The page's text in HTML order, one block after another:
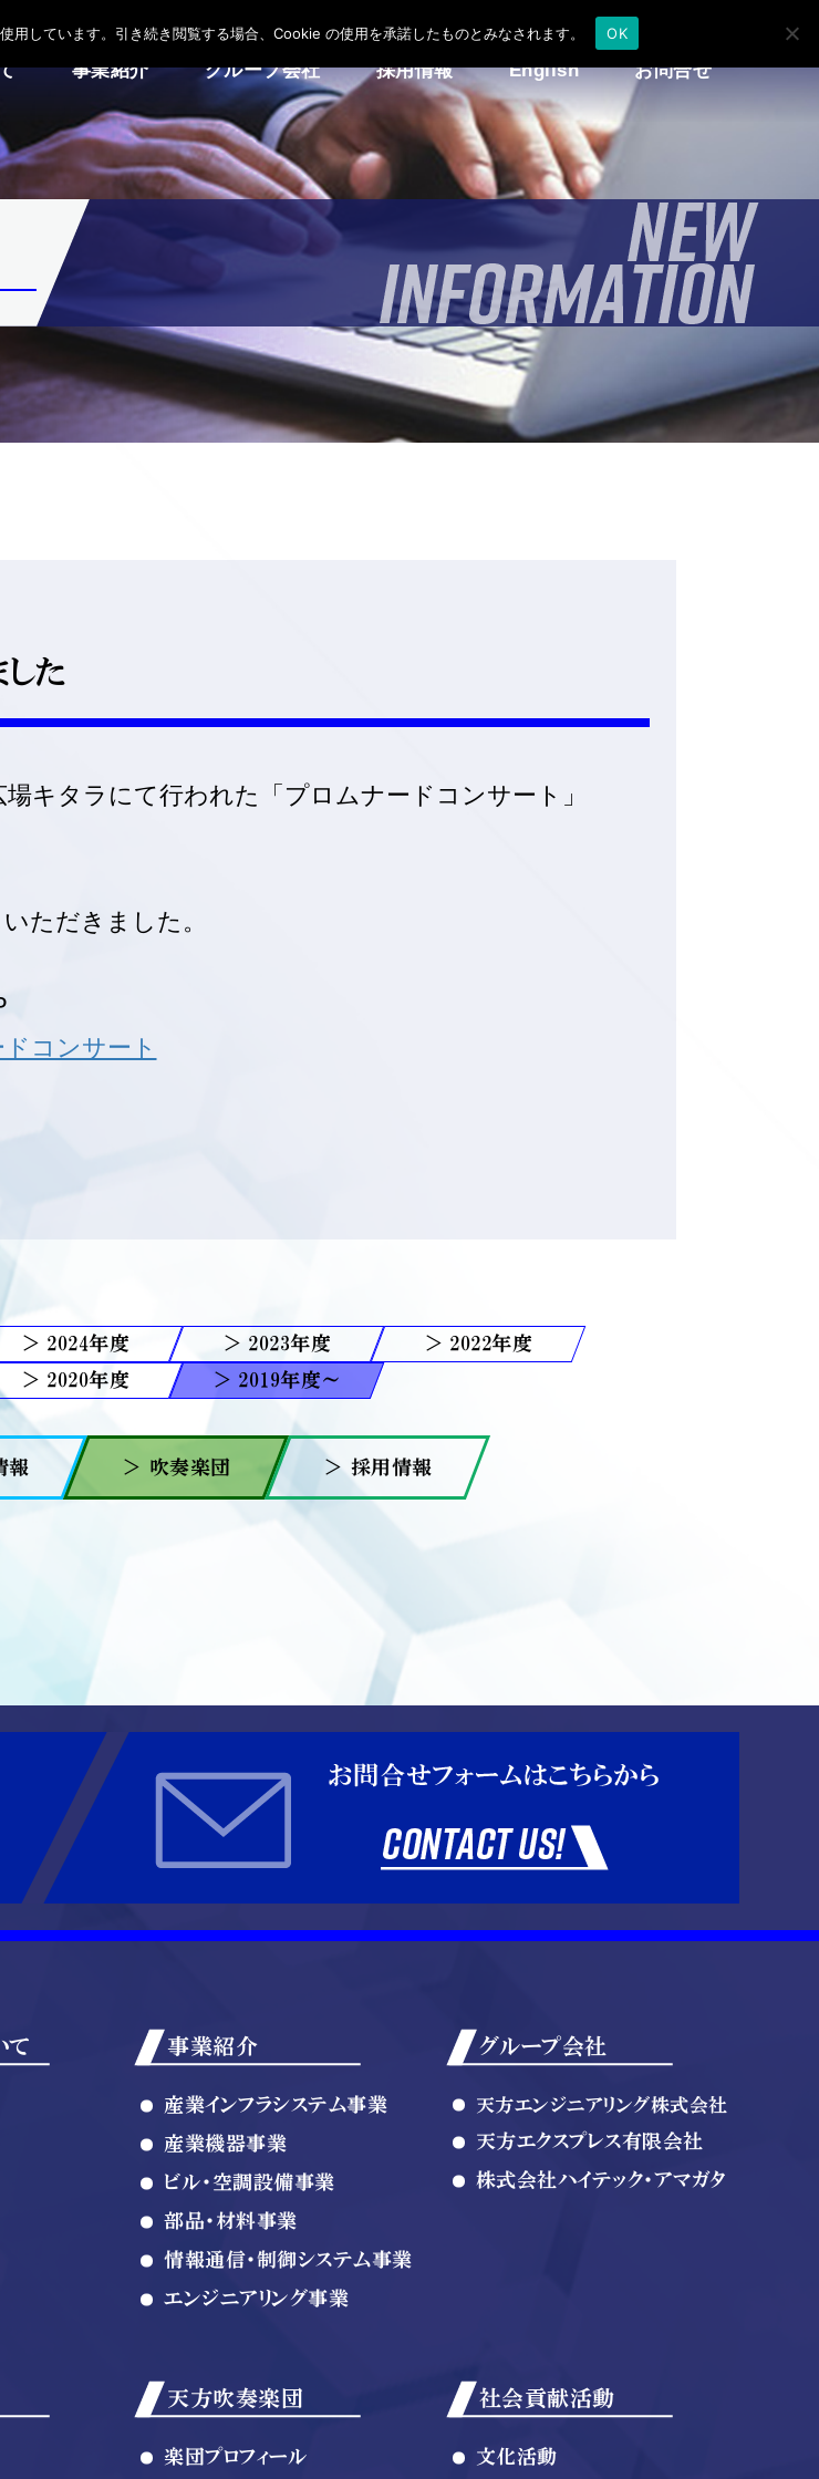
事業紹介 グループ会社 採用情報 English お問合せ
した
キタラにて行われた「プロムナードコンサート」
ただきました。
コンサート
2024 2023
2022
2020 2019
報 ＞ 吹奏楽団 ＞ 採用情報
て 事業紹介
産業インフラシステム事業
産業機器事業
ビル・空調設備事業
部品・材料事業
情報通信・制御システム事業
エンジニアリング事業
グループ会社
天方エンジニアリング株式会社
天方エクスプレス有限会社
株式会社ハイテック・アマガタ
天方吹奏楽団
楽団プロフィール
社会貢献活動
文化活動
しています。引き続き閲覧する場合、Cookie の使用を承諾したものとみなされます。 OK